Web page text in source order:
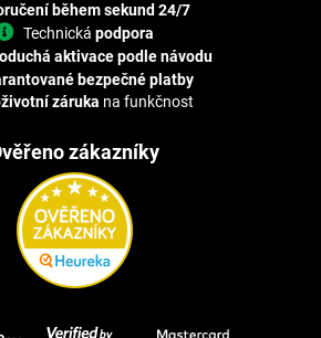
během sekund 24/7
Technická podpora
aktivace podle návodu
bezpečné platby
záruka na funkčnost
zákazníky